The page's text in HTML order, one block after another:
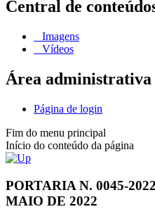
Central de
Imagens
Vídeos
Área administrativa
Página de login
Fim do menu principal
Início do conteúdo da página
PORTARIA N. 0045-
MAIO DE 2022